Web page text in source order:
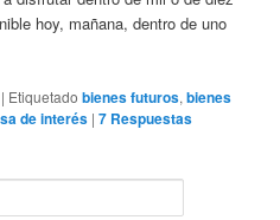
hoy, mañana, dentro de uno
| Etiquetado bienes futuros,bienes
de interés |7 Respuestas